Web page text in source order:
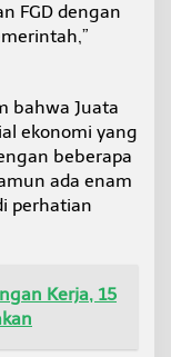
FGD dengan
bahwa Juata
ekonomi yang
beberapa
ada enam
perhatian
Kerja, 15